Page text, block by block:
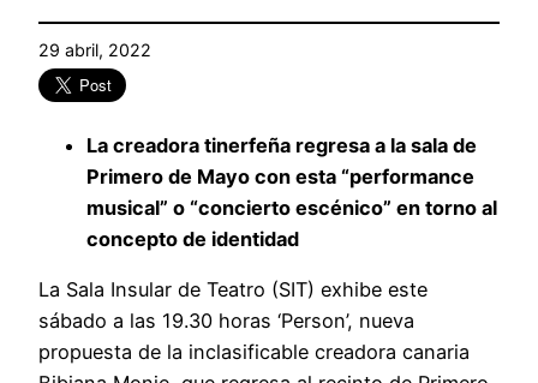
29 abril, 2022
La creadora tinerfeña regresa a la sala de
Primero de Mayo con esta “performance
musical” o “concierto escénico” en torno al
concepto de identidad
La Sala Insular de Teatro (SIT) exhibe este
sábado a las 19.30 horas ‘Person’, nueva
propuesta de la inclasificable creadora canaria